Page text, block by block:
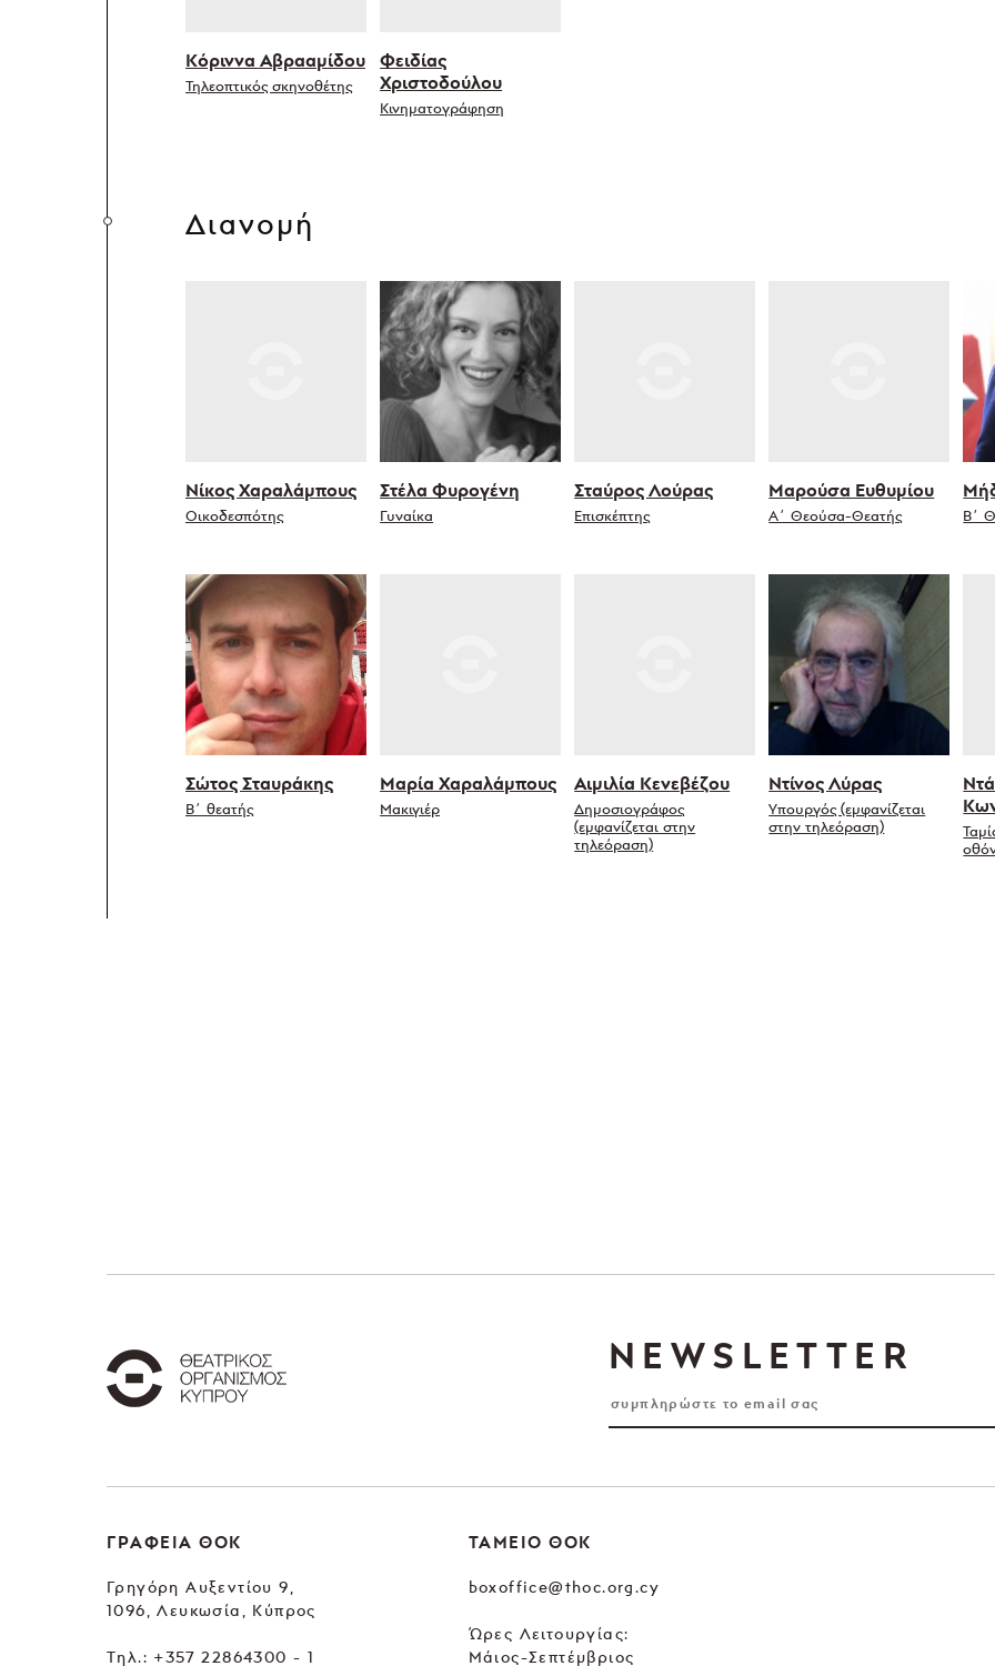
Κόριννα Αβρααμίδου
Τηλεοπτικός σκηνοθέτης
Φειδίας
Χριστοδούλου
Κινηματογράφηση
Διανομή
Νίκος Χαραλάμπους
Οικοδεσπότης
Στέλα Φυρογένη
Γυναίκα
Σταύρος Λούρας
Επισκέπτης
Μαρούσα Ευθυμίου
Α΄ Θεούσα-Θεατής Β΄
Σώτος Σταυράκης
Β΄ θεατής
Μαρία Χαραλάμπους
Μακιγιέρ
Αιμιλία Κενεβέζου
Δημοσιογράφος
(εμφανίζεται στην
τηλεόραση)
Ντίνος Λύρας
Υπουργός (εμφανίζεται
στην τηλεόραση)
NEWSLETTER
ΓΡΑΦΕΙΑ ΘΟΚ
Γρηγόρη Αυξεντίου 9,
1096, Λευκωσία, Κύπρος
Tηλ.: +357 22864300 - 1
ΤΑΜΕΙΟ ΘΟΚ
boxoffice@thoc.org.cy
Ώρες Λειτουργίας:
Μάιος-Σεπτέμβριος